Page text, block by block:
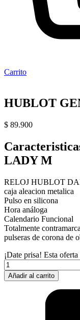
Carrito
HUBLOT
$ 89.900
LADY M
RELOJ HUBLOT
caja aleacion metalica
Pulso en silicona
Hora análoga
Calendario Funcional
Totalmente
pulseras de corona de
¡Date prisa! Esta
HUBLOT
GENEVE
LADY
Añadir al carrito